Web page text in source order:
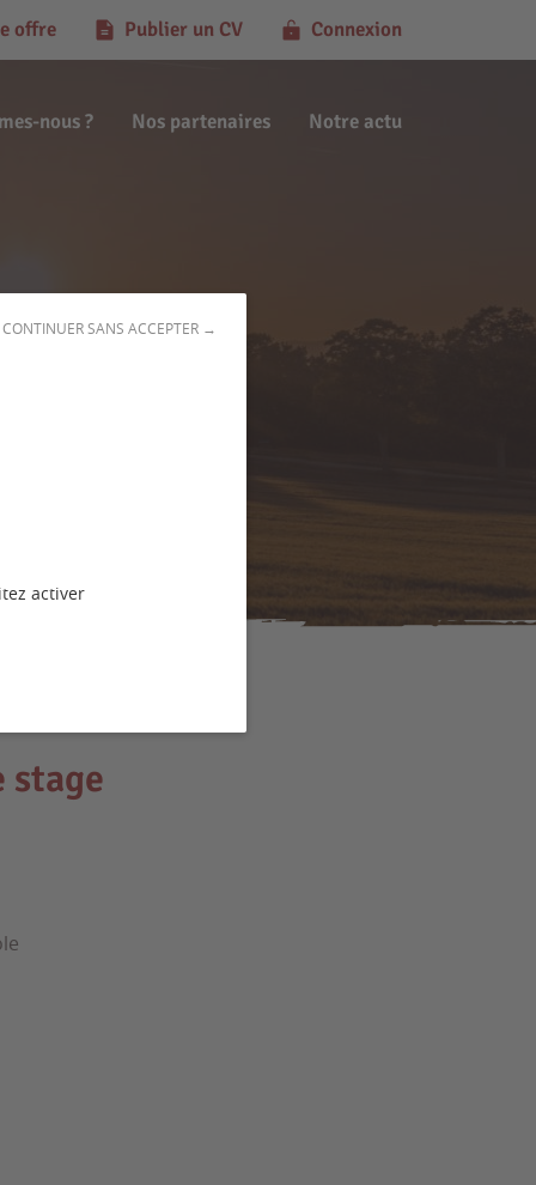
activer
CONTINUER SANS ACCEPTER →
nous ? Nos partenaires Notre actu
offre Publier un CV Connexion
stage